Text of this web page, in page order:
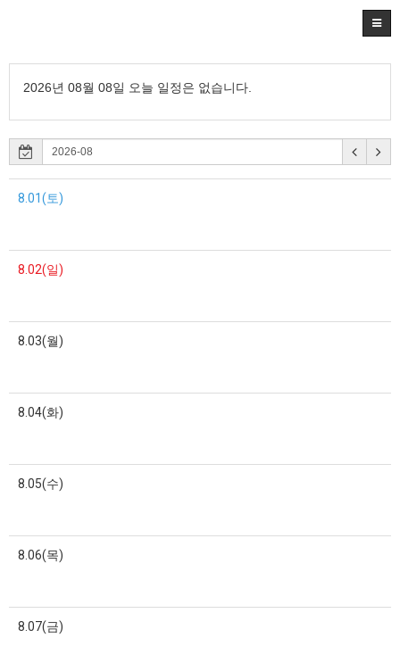
2026년 08월 08일 오늘 일정은 없습니다.
8.01(토)
8.02(일)
8.03(월)
8.04(화)
8.05(수)
8.06(목)
8.07(금)